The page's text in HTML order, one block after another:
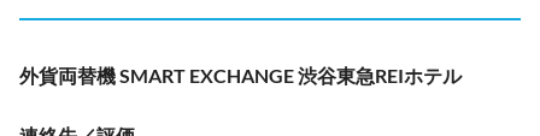
外貨両替機 SMART EXCHANGE 渋谷東急REIホテル